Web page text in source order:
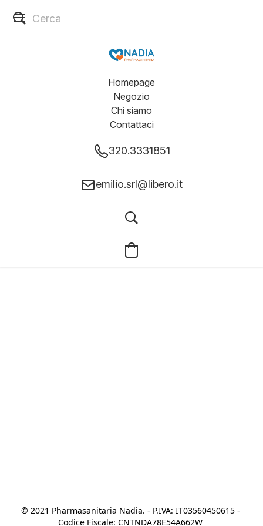
Homepage
Negozio
Chi siamo
Contattaci
320.3331851
emilio.srl@libero.it
© 2021 Pharmasanitaria Nadia. - P.IVA: IT03560450615 -
Codice Fiscale: CNTNDA78E54A662W